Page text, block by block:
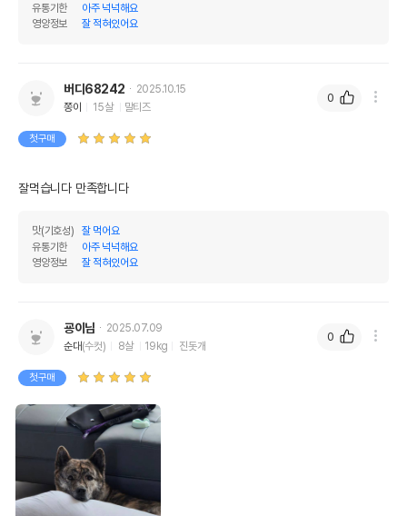
유통기한
아주 넉넉해요
영양정보
잘 적혀있어요
버디68242
2025.10.15
쫑이
15살 말티즈
첫구매
잘먹습니다 만족합니다
맛(기호성)
잘 먹어요
유통기한
아주 넉넉해요
영양정보
잘 적혀있어요
0
굥이님
2025.07.09
순대(수컷) 8살 19kg 진돗개
첫구매
0